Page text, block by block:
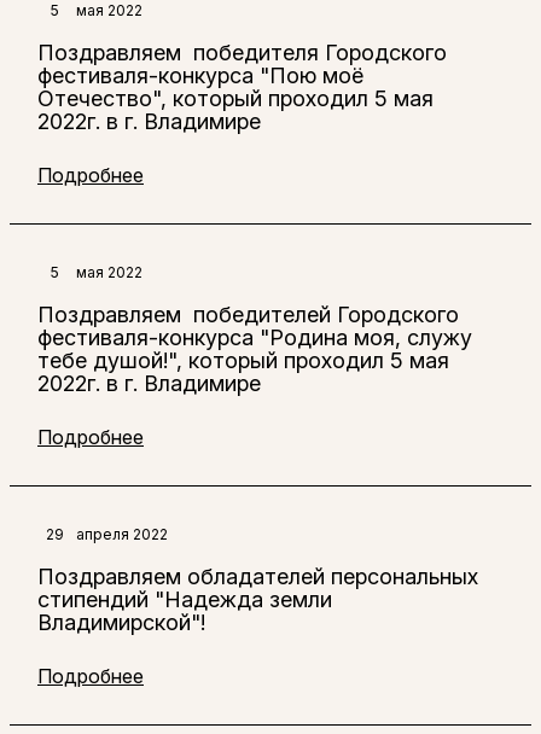
5 мая 2022
Поздравляем победителя Городского
фестиваля-конкурса "Пою моё
Отечество", который проходил 5 мая
2022г. в г. Владимире
Подробнее
5 мая 2022
Поздравляем победителей Городского
фестиваля-конкурса "Родина моя, служу
тебе душой!", который проходил 5 мая
2022г. в г. Владимире
Подробнее
29 апреля 2022
Поздравляем обладателей персональных
стипендий "Надежда земли
Владимирской"!
Подробнее